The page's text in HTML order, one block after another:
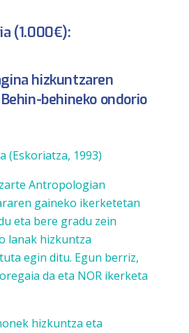
(1.000€):
hizkuntzaren
behineko ondorio
(Eskoriatza, 1993)
Antropologian
gaineko ikerketetan
eta bere gradu zein
lanak hizkuntza
egin ditu. Egun berriz,
da eta NOR ikerketa
hizkuntza eta